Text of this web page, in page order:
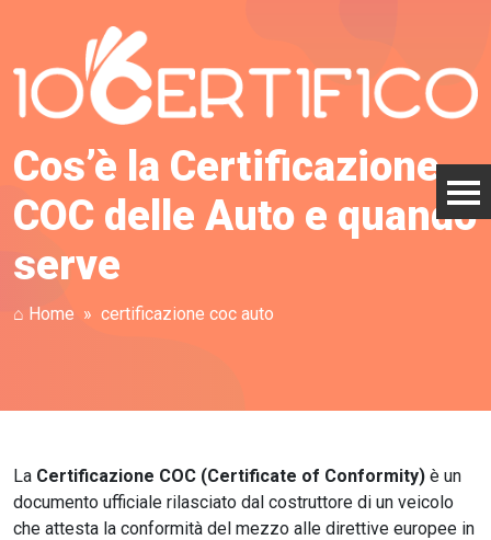
Cos’è la Certificazione
COC delle Auto e quando
serve
⌂ Home certificazione coc auto
La Certificazione COC (Certificate of Conformity) è un
documento ufficiale rilasciato dal costruttore di un veicolo
che attesta la conformità del mezzo alle direttive europee in